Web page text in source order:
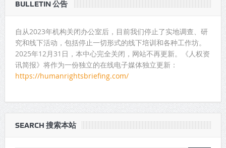
BULLETIN 公告
自从2023年机构关闭办公室后，目前我们停止了实地调查、研
究和线下活动，包括停止一切形式的线下培训和各种工作坊。
2025年12月31日，本中心完全关闭，网站不再更新。《人权资
讯简报》将作为一份独立的在线电子媒体独立更新：
https://humanrightsbriefing.com/
SEARCH 搜索本站